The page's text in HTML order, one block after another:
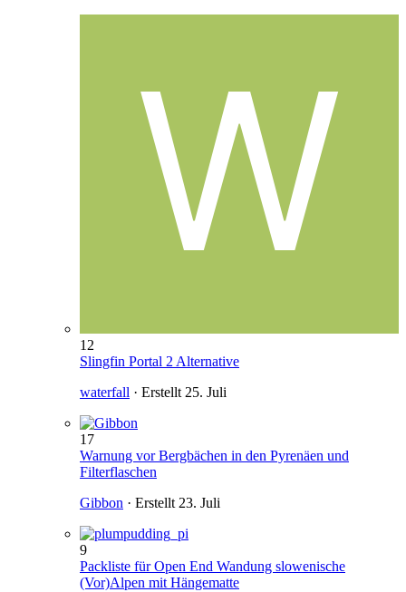
12
Slingfin Portal 2 Alternative
waterfall · Erstellt 25. Juli
17
Warnung vor Bergbächen in den Pyrenäen und
Filterflaschen
Gibbon · Erstellt 23. Juli
9
Packliste für Open End Wandung slowenische
(Vor)Alpen mit Hängematte